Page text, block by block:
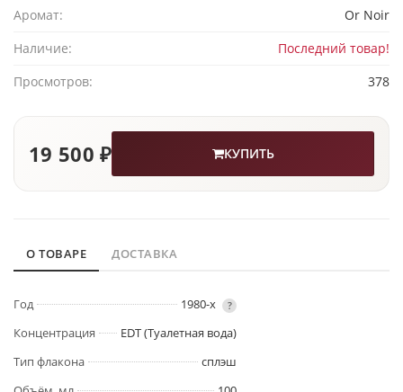
Аромат:
Or Noir
Наличие:
Последний товар!
Просмотров:
378
19 500 ₽ КУПИТЬ
О ТОВАРЕ ДОСТАВКА
Год 1980-х ?
Концентрация
EDT (Туалетная вода)
Тип флакона
сплэш